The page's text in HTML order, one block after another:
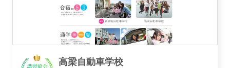
おすすめ業者
高梁自動車学校